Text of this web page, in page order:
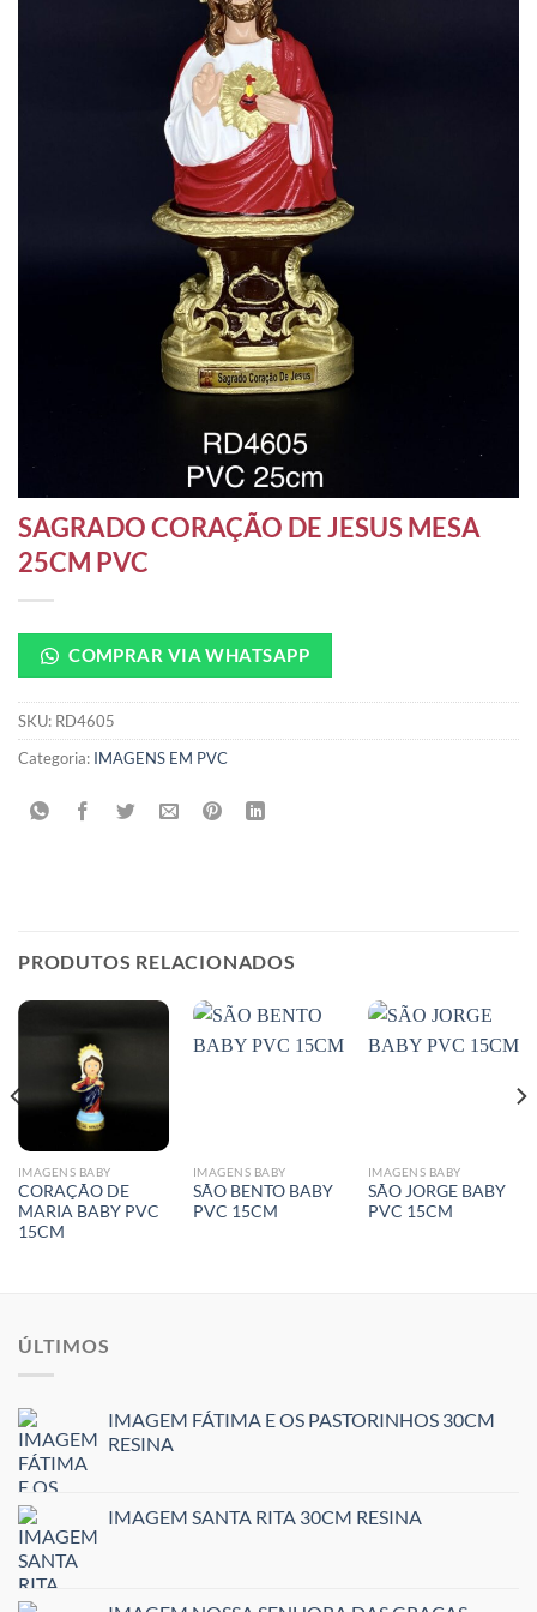
SAGRADO CORAÇÃO DE JESUS MESA
25CM PVC
COMPRAR VIA WHATSAPP
SKU: RD4605
Categoria: IMAGENS EM PVC
PRODUTOS RELACIONADOS
IMAGENS BABY
CORAÇÃO DE
MARIA BABY PVC
15CM
IMAGENS BABY
SÃO BENTO BABY
PVC 15CM
IMAGENS BABY
SÃO JORGE BABY
PVC 15CM
ÚLTIMOS
IMAGEM FÁTIMA E OS PASTORINHOS 30CM
RESINA
IMAGEM SANTA RITA 30CM RESINA